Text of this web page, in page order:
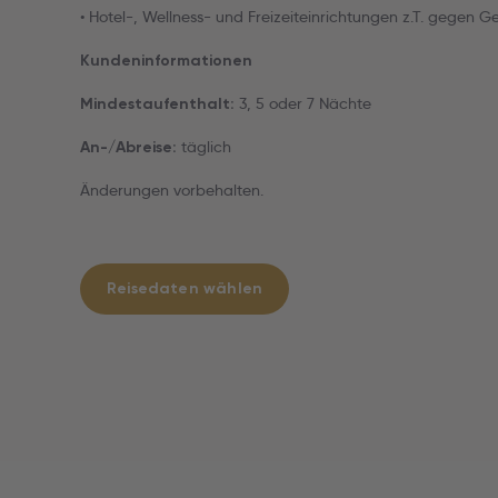
• Hotel-, Wellness- und Freizeiteinrichtungen z.T. gegen
Kundeninformationen
Mindestaufenthalt: 3, 5 oder 7 Nächte
An-/Abreise: täglich
Änderungen vorbehalten.
Reisedaten wählen